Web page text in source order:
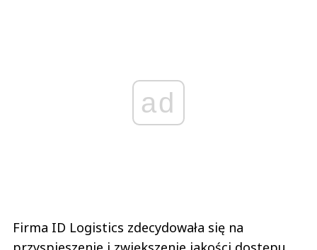
ad
Firma ID Logistics zdecydowała się na